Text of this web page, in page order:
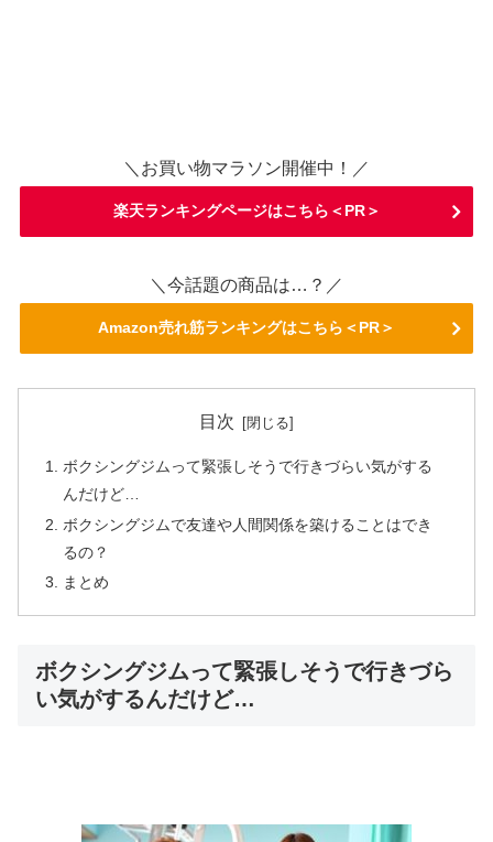
＼お買い物マラソン開催中！／
楽天ランキングページはこちら＜PR＞
＼今話題の商品は…？／
Amazon売れ筋ランキングはこちら＜PR＞
目次
ボクシングジムって緊張しそうで行きづらい気がする
んだけど…
ボクシングジムで友達や人間関係を築けることはでき
るの？
まとめ
ボクシングジムって緊張しそうで行きづら
い気がするんだけど…